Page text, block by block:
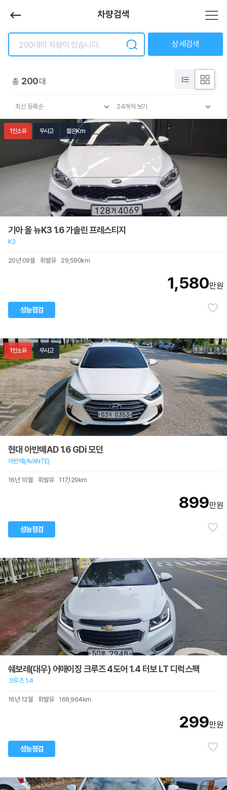
상세검색
차량검색
총 200대
기아 올 뉴K3 1.6 가솔린 프레스티지
K3
20년 09월 휘발유 29,590km
1인소유 무사고 짧은Km
성능점검
1,580만원
현대 아반떼AD 1.6 GDi 모던
아반떼(AVANTE)
16년 10월 휘발유 117,129km
1인소유 무사고
성능점검
899만원
쉐보레(대우) 어매이징 크루즈 4도어 1.4 터보 LT 디럭스팩
크루즈 1.4
16년 12월 휘발유 169,964km
성능점검
299만원